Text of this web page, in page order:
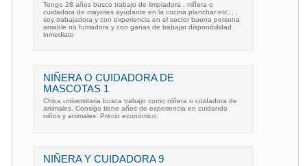
Tengo 28 años busco trabajo de limpiadora , niñera o
cuidadora de mayores ayudante en la cocina planchar etc. . .
soy trabajadora y con experiencia en el sector buena persona
amable no fumadora y con ganas de trabajar disponibilidad
inmediato
NIÑERA O CUIDADORA DE
MASCOTAS 1
Chica universitaria busca trabajo como niñera o cuidadora de
animales. Consigo tiene años de experiencia en cuidando
niños y animales. Precio económico.
NIÑERA Y CUIDADORA 9